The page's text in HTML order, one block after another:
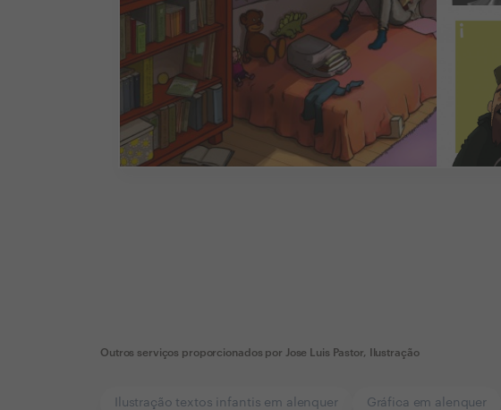
Outros serviços proporcionados por Jose Luis Pastor, Ilustração
Ilustração textos infantis em alenquer Gráfica em alenquer